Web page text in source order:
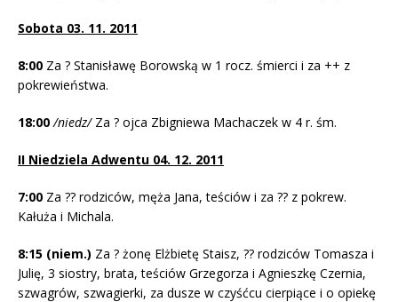
Sobota 03. 11. 2011
8:00 Za ? Stanisławę Borowską w 1 rocz. śmierci i za ++ z
pokrewieństwa.
18:00 /niedz/Za ? ojca Zbigniewa Machaczek w 4 r. śm.
II Niedziela Adwentu 04. 12. 2011
7:00 Za ?? rodziców, męża Jana, teściów i za ?? z pokrew.
Kałuża i Michala.
8:15 (niem.) Za ? żonę Elżbietę Staisz, ?? rodziców Tomasza i
Julię, 3 siostry, brata, teściów Grzegorza i Agnieszkę Czernia,
szwagrów, szwagierki, za dusze w czyśćcu cierpiące i o opiekę